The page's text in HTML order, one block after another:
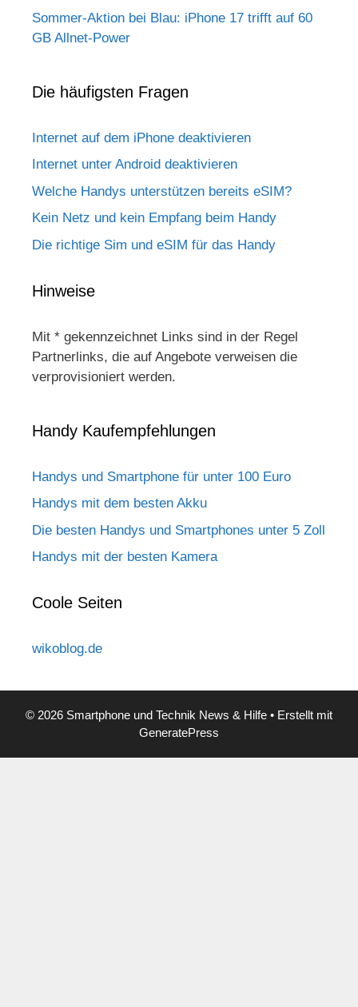
Sommer-Aktion bei Blau: iPhone 17 trifft auf 60
GB Allnet-Power
Die häufigsten Fragen
Internet auf dem iPhone deaktivieren
Internet unter Android deaktivieren
Welche Handys unterstützen bereits eSIM?
Kein Netz und kein Empfang beim Handy
Die richtige Sim und eSIM für das Handy
Hinweise
Mit * gekennzeichnet Links sind in der Regel
Partnerlinks, die auf Angebote verweisen die
verprovisioniert werden.
Handy Kaufempfehlungen
Handys und Smartphone für unter 100 Euro
Handys mit dem besten Akku
Die besten Handys und Smartphones unter 5 Zoll
Handys mit der besten Kamera
Coole Seiten
wikoblog.de
© 2026 Smartphone und Technik News & Hilfe • Erstellt mit
GeneratePress